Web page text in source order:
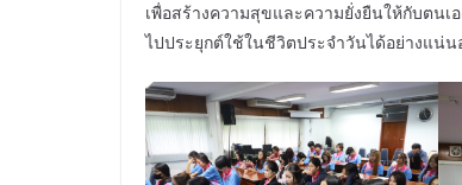
เพื่อสร้างความสุขและความยั่งยืนให้กับตน
ไปประยุกต์ใช้ในชีวิตประจำวันได้อย่างแน่น